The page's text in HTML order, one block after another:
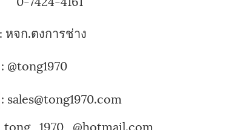
หจก.ตงการช่าง
: @tong1970
: sales@tong1970.com
tong_1970_@hotmail.com